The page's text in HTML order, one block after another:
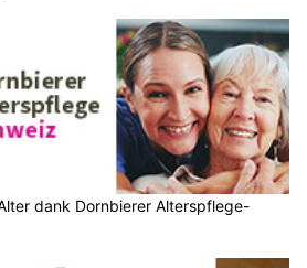
dank Dornbierer Alterspflege-